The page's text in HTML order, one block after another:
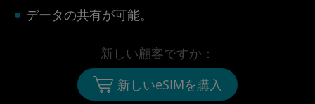
データの共有が可能。
新しい顧客ですか：
新しいeSIMを購入